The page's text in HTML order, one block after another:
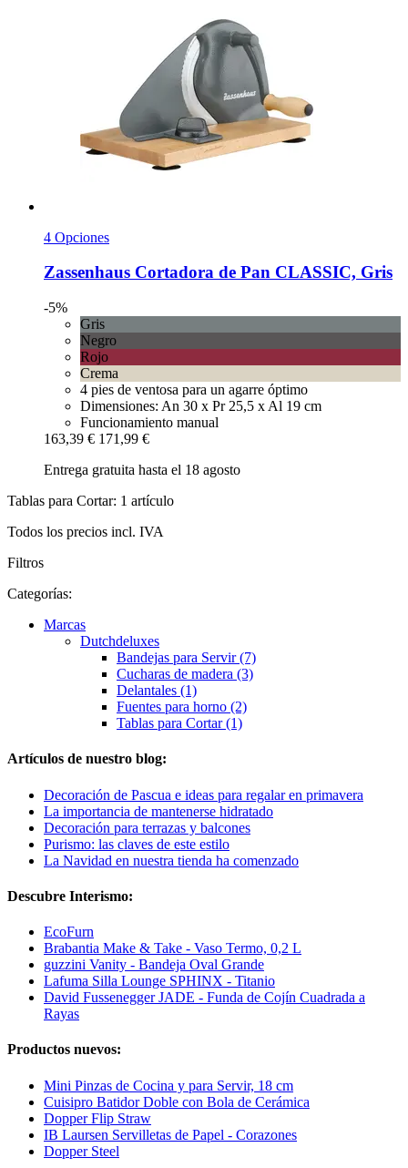
4 Opciones
Zassenhaus Cortadora de Pan CLASSIC, Gris
-5%
Gris
Negro
Rojo
Crema
4 pies de ventosa para un agarre óptimo
Dimensiones: An 30 x Pr 25,5 x Al 19 cm
Funcionamiento manual
163,39 € 171,99 €
Entrega gratuita hasta el 18 agosto
Tablas para Cortar: 1 artículo
Todos los precios incl. IVA
Filtros
Categorías:
Marcas
Dutchdeluxes
Bandejas para Servir (7)
Cucharas de madera (3)
Delantales (1)
Fuentes para horno (2)
Tablas para Cortar (1)
Artículos de nuestro blog:
Decoración de Pascua e ideas para regalar en primavera
La importancia de mantenerse hidratado
Decoración para terrazas y balcones
Purismo: las claves de este estilo
La Navidad en nuestra tienda ha comenzado
Descubre Interismo:
EcoFurn
Brabantia Make & Take - Vaso Termo, 0,2 L
guzzini Vanity - Bandeja Oval Grande
Lafuma Silla Lounge SPHINX - Titanio
David Fussenegger JADE - Funda de Cojín Cuadrada a
Rayas
Productos nuevos:
Mini Pinzas de Cocina y para Servir, 18 cm
Cuisipro Batidor Doble con Bola de Cerámica
Dopper Flip Straw
IB Laursen Servilletas de Papel - Corazones
Dopper Steel